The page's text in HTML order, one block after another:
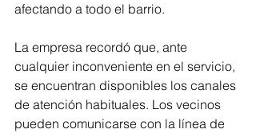
afectando a todo el barrio.
La empresa recordó que, ante
cualquier inconveniente en el servicio,
se encuentran disponibles los canales
de atención habituales. Los vecinos
pueden comunicarse con la línea de